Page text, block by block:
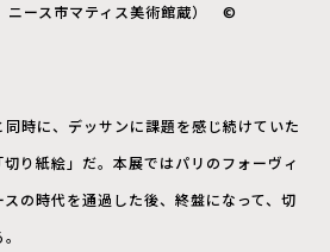
ニース市マティス美術館蔵） ©
時に、デッサンに課題を感じ続けていた
り紙絵」だ。本展ではパリのフォーヴィ
の時代を通過した後、終盤になって、切